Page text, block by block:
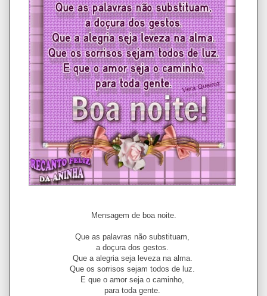
Mensagem de boa noite.
Que as palavras não substituam,
a doçura dos gestos.
Que a alegria seja leveza na alma.
Que os sorrisos sejam todos de luz.
E que o amor seja o caminho,
para toda gente.